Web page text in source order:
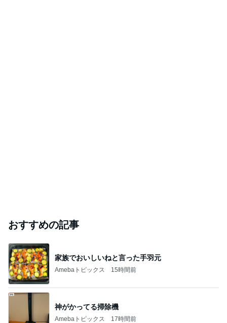
おすすめの記事
家族でおいしいねと言った手羽元
Amebaトピックス 15時間前
神がかってる掃除機
Amebaトピックス 17時間前